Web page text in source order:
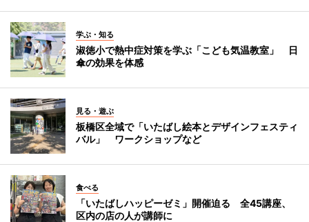
学ぶ・知る
淑徳小で熱中症対策を学ぶ「こども気温教室」 日
傘の効果を体感
見る・遊ぶ
板橋区全域で「いたばし絵本とデザインフェスティ
バル」 ワークショップなど
食べる
「いたばしハッピーゼミ」開催迫る 全45講座、
区内の店の人が講師に